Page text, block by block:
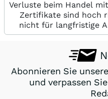
Verluste beim Handel
Zertifikate sind hoch
nicht für langfristige
Abonnieren Sie
und verpassen